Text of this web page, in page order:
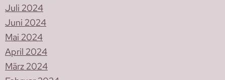
Juli 2024
Juni 2024
Mai 2024
April 2024
März 2024